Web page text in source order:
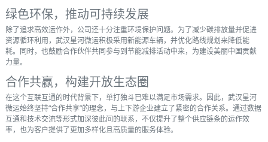
绿色环保，推动可持续发展
除了追求高效运作外，公司还十分注重环境保护问题。为了减少碳排放量并促进
资源循环利用，武汉星河微运积极采用新能源车辆，并优化路线规划来降低能
耗。同时，也鼓励合作伙伴共同参与到节能减排活动中来，为建设美丽中国贡献
力量。
合作共赢，构建开放生态圈
在这个互联互通的时代背景下，单打独斗已难以满足市场需求。因此，武汉星河
微运始终坚持“合作共享”的理念，与上下游企业建立了紧密的合作关系。通过数据
互通和技术交流等形式加深彼此间的联系，不仅提升了整个供应链条的运作效
率，也为客户提供了更加多样化且高质量的服务体验。